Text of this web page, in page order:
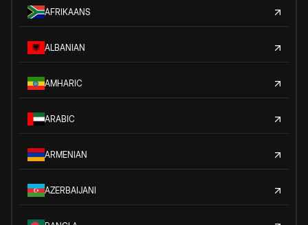
AFRIKAANS
ALBANIAN
AMHARIC
ARABIC
ARMENIAN
AZERBAIJANI